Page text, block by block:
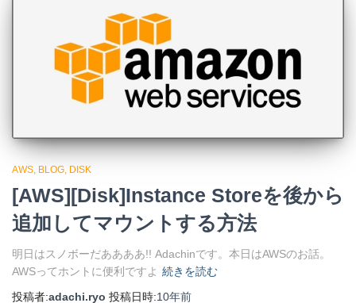
AWS BLOG DISK
[AWS][Disk]Instance Storeを後から
追加してマウントする方法
明日はスノボーだああああ!! Adachinです。本日はAWSのお話。
AWSってホントに便利ですよ 続きを読む
投稿者:adachi.ryo 投稿日時:10年前